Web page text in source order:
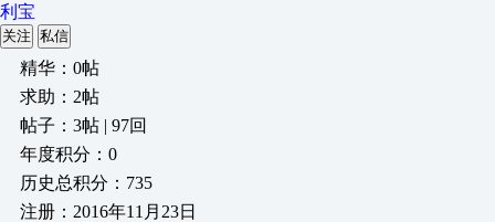
利宝
关注 私信
精华：0帖
求助：2帖
帖子：3帖 | 97回
年度积分：0
历史总积分：735
注册：2016年11月23日